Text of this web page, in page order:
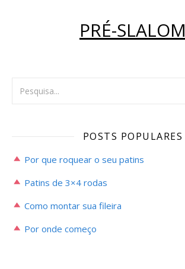
PRÉ-SLALOM
POSTS POPULARES
Por que roquear o seu patins
Patins de 3×4 rodas
Como montar sua fileira
Por onde começo